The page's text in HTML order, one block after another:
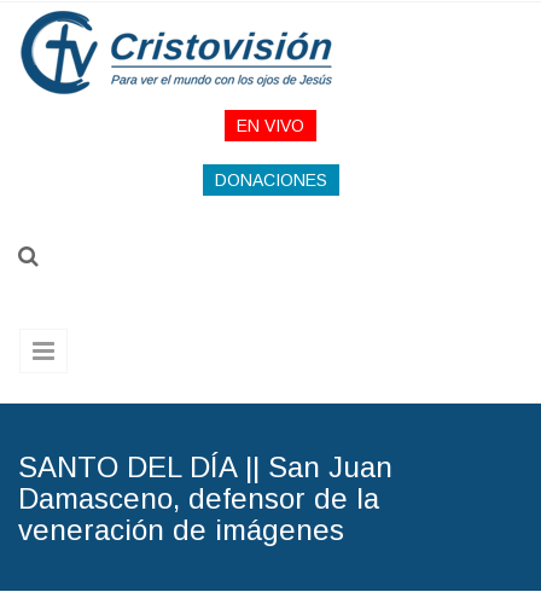
Pasar al contenido principal
EN VIVO
DONACIONES
SANTO DEL DÍA || San Juan
Damasceno, defensor de la
veneración de imágenes